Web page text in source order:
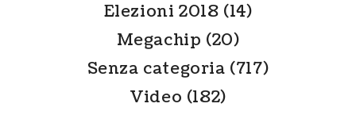
Elezioni 2018 (14)
Megachip (20)
Senza categoria (717)
Video (182)